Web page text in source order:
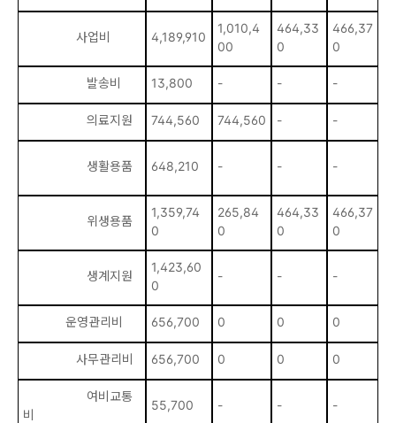
사업비 4,189,910
1,010,4
00
464,33
0
466,37
0
발송비 13,800 - - -
의료지원 744,560 744,560 - -
생활용품 648,210 - - -
위생용품
1,359,74
0
265,84
0
464,33
0
466,37
0
생계지원
1,423,60
0
- - -
운영관리비 656,700 0 0 0
사무관리비 656,700 0 0 0
여비교통
비
55,700 - - -